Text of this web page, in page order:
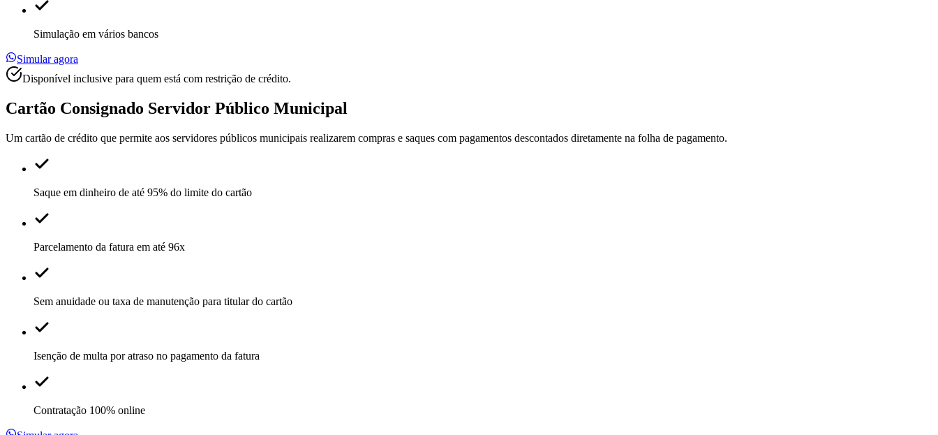
Simulação em vários bancos
Simular agora
Disponível inclusive para quem está com restrição de crédito.
Cartão Consignado Servidor Público Municipal
Um cartão de crédito que permite aos servidores públicos municipais realizarem compras e saques com pagamentos descontados diretamente na folha de pagamento.
Saque em dinheiro de até 95% do limite do cartão
Parcelamento da fatura em até 96x
Sem anuidade ou taxa de manutenção para titular do cartão
Isenção de multa por atraso no pagamento da fatura
Contratação 100% online